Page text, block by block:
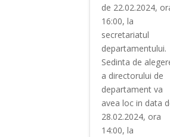
de 22.02.2024,
16:00, la
secretariatul
departamentului.
Sedinta de
a directorului de
departament va
avea loc in data
28.02.2024, ora
14:00, la